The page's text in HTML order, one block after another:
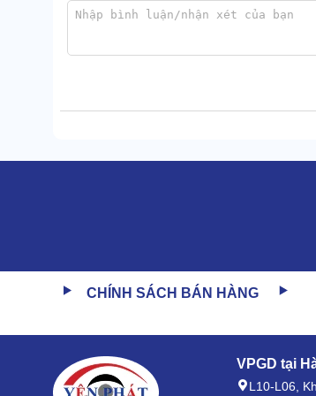
CHÍNH SÁCH BÁN HÀNG
VPGD tại
L10-L06,